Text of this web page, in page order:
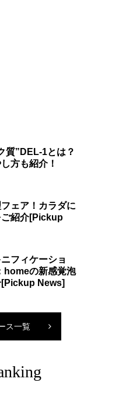
質”DEL-1とは？
方も紹介！
ェア！カラダに
紹介
フィケーショ
homeの新感覚泡
ス一覧